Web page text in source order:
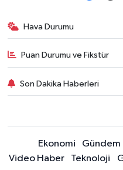
Hava Durumu
Puan Durumu ve Fikstür
Son Dakika Haberleri
Ekonomi Gündem
Video Haber
Teknoloji